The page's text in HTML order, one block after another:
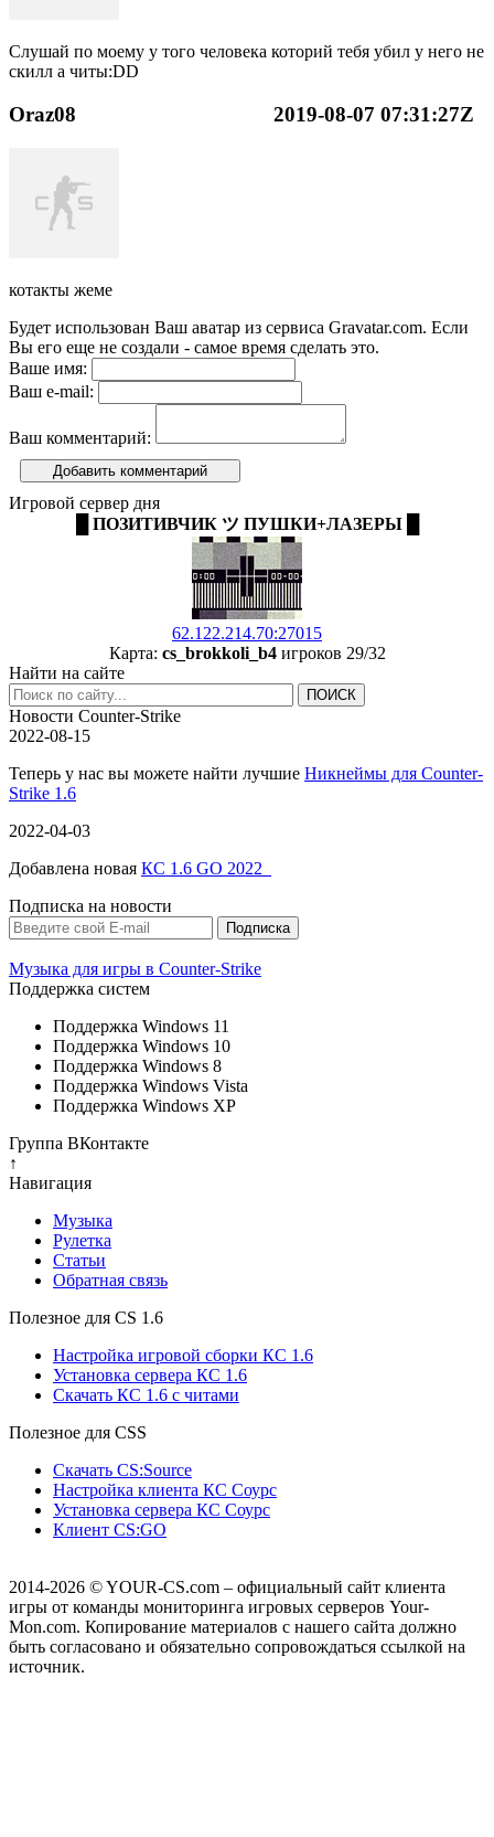
Слушай по моему у того человека которий тебя убил у него не
скилл а читы:DD
Oraz08 2019-08-07 07:31:27Z
котакты жеме
Будет использован Ваш аватар из сервиса Gravatar.com. Если
Вы его еще не создали - самое время сделать это.
Ваше имя:
Ваш e-mail:
Ваш комментарий:
Добавить комментарий
Игровой сервер дня
█ ПОЗИТИВЧИК ツ ПУШКИ+ЛАЗЕРЫ █
62.122.214.70:27015
Карта: cs_brokkoli_b4игроков 29/32
Найти на сайте
Новости Counter-Strike
2022-08-15
Теперь у нас вы можете найти лучшие Никнеймы для Counter-
Strike 1.6
2022-04-03
Добавлена новая КС 1.6 GO 2022
Подписка на новости
Музыка для игры в Counter-Strike
Поддержка систем
Поддержка Windows 11
Поддержка Windows 10
Поддержка Windows 8
Поддержка Windows Vista
Поддержка Windows XP
Группа ВКонтакте
↑
Навигация
Музыка
Рулетка
Cтатьи
Обратная связь
Полезное для CS 1.6
Настройка игровой сборки КС 1.6
Установка сервера КС 1.6
Скачать КС 1.6 с читами
Полезное для CSS
Скачать CS:Source
Настройка клиента КС Cоурс
Установка сервера КС Соурс
Клиент CS:GO
2014-2026 © YOUR-CS.com – официальный сайт клиента
игры от команды мониторинга игровых серверов Your-
Mon.com. Копирование материалов с нашего сайта должно
быть согласовано и обязательно сопровождаться ссылкой на
источник.